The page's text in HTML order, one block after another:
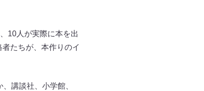
10人が実際に本を出
たちが、本作りのイ
講談社、小学館、